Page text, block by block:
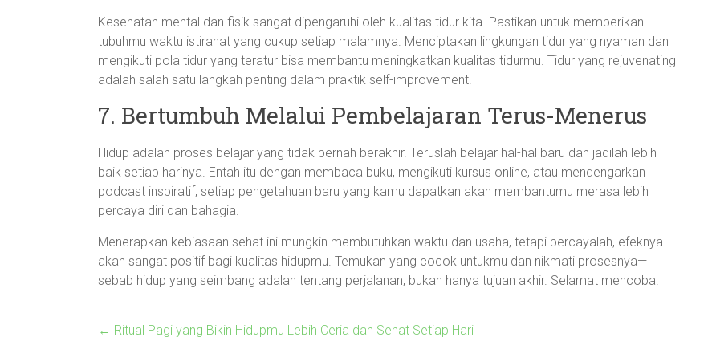
Kesehatan mental dan fisik sangat dipengaruhi oleh kualitas tidur kita. Pastikan untuk memberikan
tubuhmu waktu istirahat yang cukup setiap malamnya. Menciptakan lingkungan tidur yang nyaman dan
mengikuti pola tidur yang teratur bisa membantu meningkatkan kualitas tidurmu. Tidur yang rejuvenating
adalah salah satu langkah penting dalam praktik self-improvement.
7. Bertumbuh Melalui Pembelajaran Terus-Menerus
Hidup adalah proses belajar yang tidak pernah berakhir. Teruslah belajar hal-hal baru dan jadilah lebih
baik setiap harinya. Entah itu dengan membaca buku, mengikuti kursus online, atau mendengarkan
podcast inspiratif, setiap pengetahuan baru yang kamu dapatkan akan membantumu merasa lebih
percaya diri dan bahagia.
Menerapkan kebiasaan sehat ini mungkin membutuhkan waktu dan usaha, tetapi percayalah, efeknya
akan sangat positif bagi kualitas hidupmu. Temukan yang cocok untukmu dan nikmati prosesnya—
sebab hidup yang seimbang adalah tentang perjalanan, bukan hanya tujuan akhir. Selamat mencoba!
← Ritual Pagi yang Bikin Hidupmu Lebih Ceria dan Sehat Setiap Hari